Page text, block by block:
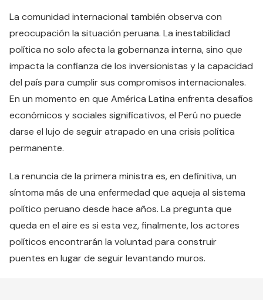
La comunidad internacional también observa con
preocupación la situación peruana. La inestabilidad
política no solo afecta la gobernanza interna, sino que
impacta la confianza de los inversionistas y la capacidad
del país para cumplir sus compromisos internacionales.
En un momento en que América Latina enfrenta desafíos
económicos y sociales significativos, el Perú no puede
darse el lujo de seguir atrapado en una crisis política
permanente.
La renuncia de la primera ministra es, en definitiva, un
síntoma más de una enfermedad que aqueja al sistema
político peruano desde hace años. La pregunta que
queda en el aire es si esta vez, finalmente, los actores
políticos encontrarán la voluntad para construir
puentes en lugar de seguir levantando muros.